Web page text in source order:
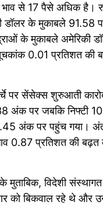
भाव से 17 पैसे अधिक है।
डॉलर के मुकाबले 91.58
के मुकाबले अमेरिकी
सूचकांक 0.01 प्रतिशत की
पर सेंसेक्स शुरुआती
अंक पर जबकि निफ्टी
अंक पर पहुंच गया।
0.87 प्रतिशत की
विदेशी
को बिकवाल रहे थे और